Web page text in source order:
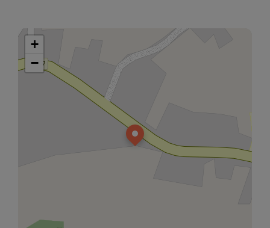
+
−